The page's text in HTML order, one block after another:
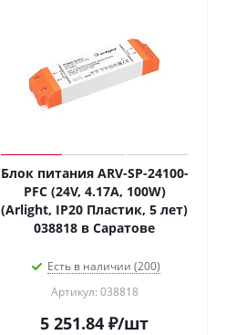
Блок питания ARV-SP-24100-
PFC (24V, 4.17A, 100W)
(Arlight, IP20 Пластик, 5 лет)
038818 в Саратове
Есть в наличии (200)
Артикул: 038818
5 251.84 ₽/шт